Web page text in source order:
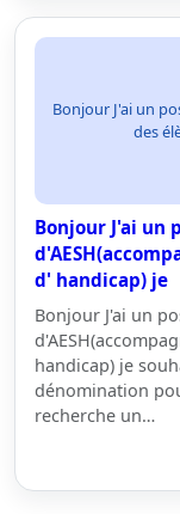
Bonjour J'ai un
des
Bonjour J'ai un
d' handicap) je
Bonjour J'ai un
handicap) je
dénomination
recherche un…